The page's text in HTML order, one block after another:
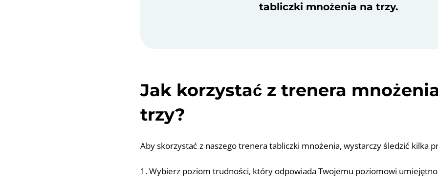
tabliczki mnożenia na trzy.
Jak korzystać z trenera
trzy?
Aby skorzystać z naszego trenera tabliczki mnożenia, wystarczy śledzić kilka
1. Wybierz poziom trudności, który odpowiada Twojemu poziomowi